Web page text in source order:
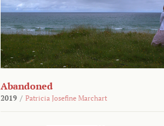
Abandoned
2019 / Patricia Josefine Marchart